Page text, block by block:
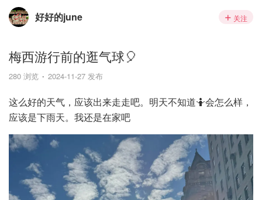
好好的june 关注
梅西游行前的逛气球🎈
280 浏览 2024-11-27 发布
这么好的天气，应该出来走走吧。明天不知道🤷会怎么样，
应该是下雨天。我还是在家吧